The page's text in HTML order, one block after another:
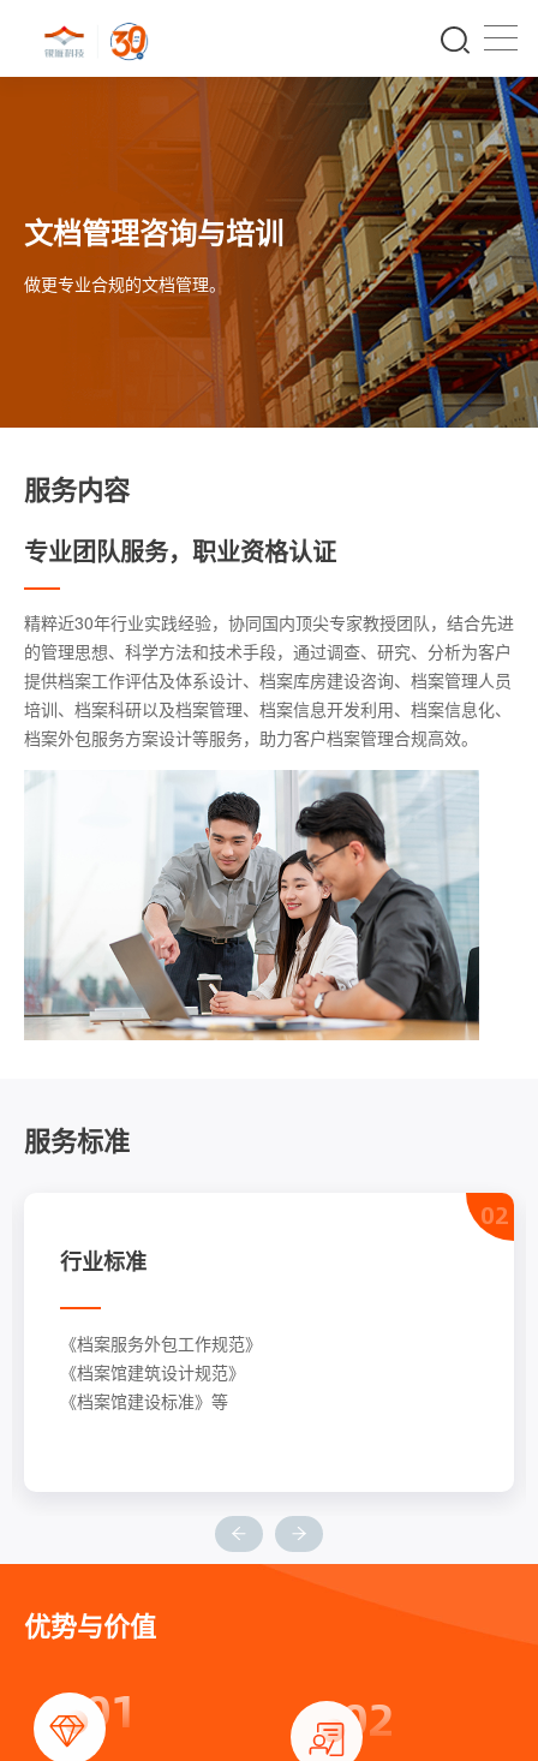
文档管理咨询与培训
做更专业合规的文档管理。
服务内容
专业团队服务，职业资格认证
精粹近30年行业实践经验，协同国内顶尖专家教授团队，结合先进
的管理思想、科学方法和技术手段，通过调查、研究、分析为客户
提供档案工作评估及体系设计、档案库房建设咨询、档案管理人员
培训、档案科研以及档案管理、档案信息开发利用、档案信息化、
档案外包服务方案设计等服务，助力客户档案管理合规高效。
服务标准
行业标准
《档案服务外包工作规范》
《档案馆建筑设计规范》
《档案馆建设标准》等
02
优势与价值
01 02